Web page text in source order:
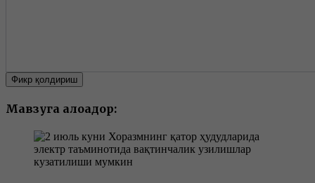
Фикр қолдириш
Мавзуга алоқадор: